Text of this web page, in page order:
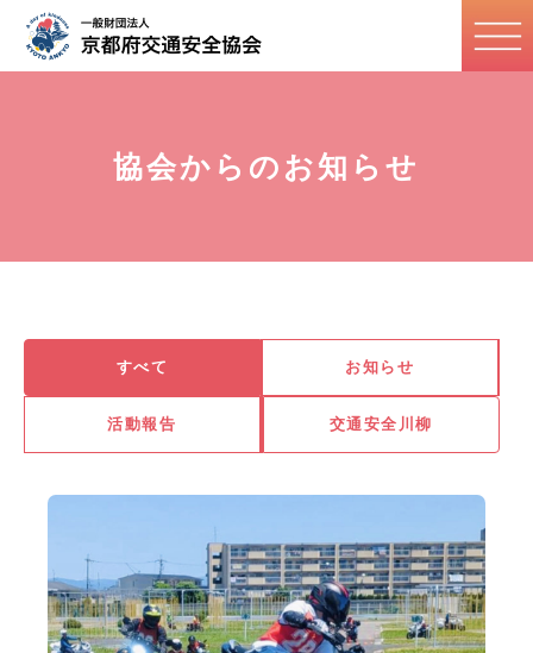
協会からのお知らせ
すべて お知らせ
活動報告 交通安全川柳